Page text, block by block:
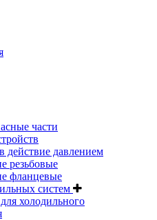
части
действие давлением
резьбовые
фланцевые
систем
холодильного